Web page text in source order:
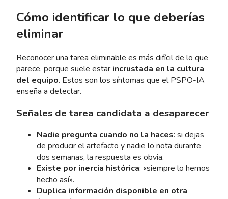
Cómo identificar lo que deberías
eliminar
Reconocer una tarea eliminable es más difícil de lo que
parece, porque suele estar incrustada en la cultura
del equipo. Estos son los síntomas que el PSPO-IA
enseña a detectar.
Señales de tarea candidata a desaparecer
Nadie pregunta cuando no la haces: si dejas
de producir el artefacto y nadie lo nota durante
dos semanas, la respuesta es obvia.
Existe por inercia histórica: «siempre lo hemos
hecho así».
Duplica información disponible en otra